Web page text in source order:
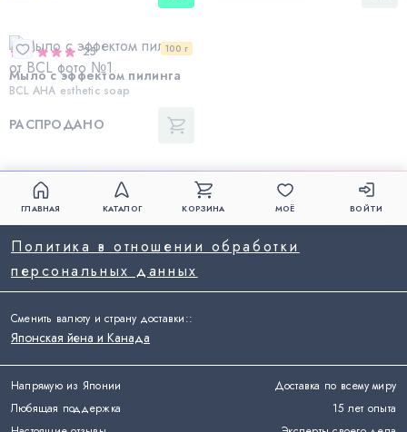
100 г
25
Мыло с эффектом пилинга
BCL AHA esthetic soap
РАСПРОДАНО
ГЛАВНАЯ КАТАЛОГ КОРЗИНА МОЁ ВОЙТИ
Напрямую из Японии
Доставка по всему миру
Любящая поддержка
15 лет опыта
Политика в отношении обработки
персональных данных
Сменить валюту и страну доставки::
Японская йена и Канада